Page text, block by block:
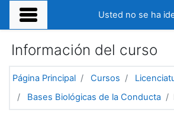
Salta al contenido principal
Usted no se ha
Información del curso
Página Principal Cursos
Bases Biológicas de la Conducta